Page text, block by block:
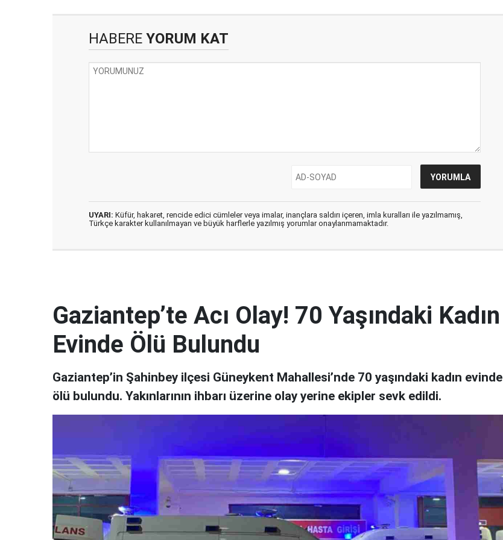
HABERE YORUM KAT
UYARI: Küfür, hakaret, rencide edici cümleler veya imalar, inançlara saldırı içeren, imla kuralları ile yazılmamış,
Türkçe karakter kullanılmayan ve büyük harflerle yazılmış yorumlar onaylanmamaktadır.
Gaziantep’te Acı Olay! 70 Yaşındaki Kadın
Evinde Ölü Bulundu
Gaziantep’in Şahinbey ilçesi Güneykent Mahallesi’nde 70 yaşındaki kadın evinde
ölü bulundu. Yakınlarının ihbarı üzerine olay yerine ekipler sevk edildi.